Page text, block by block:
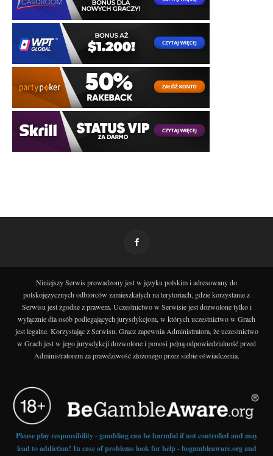
Niniejszy Serwis prowadzony jest w języku polskim i adresowany do
polskojęzycznych odbiorców zamieszkałych na terytoriach, gdzie korzystanie z
Serwisu jest zgodne z prawem. Uczestnictwo w Serwisie jest dozwolone tylko i
wyłącznie dla osób podlegających jurysdykcjom, w których uczestnictwo w Grach
jest legalne. Korzystając z Serwisu, Gracz zapewnia Administratora, że uczestnictwo
w Grach jest w jego jurysdykcji dozwolone i ponosi pełną odpowiedzialność przed
Administratorem za prawdziwość złożonego przez siebie oświadczenia.
Please play responsibility - gambling can be harmful if not controlled and may
lead to addiction! In case of problems look for help - begambleaware.org and